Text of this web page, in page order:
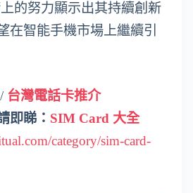
的努力顯示出其持續創新
在智能手機市場上繼續引
台灣電話卡推介
即睇： SIM Card 大全
category/sim-card-